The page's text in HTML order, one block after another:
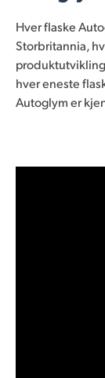
Hver flaske
Storbritannia,
hver eneste
Autoglym er